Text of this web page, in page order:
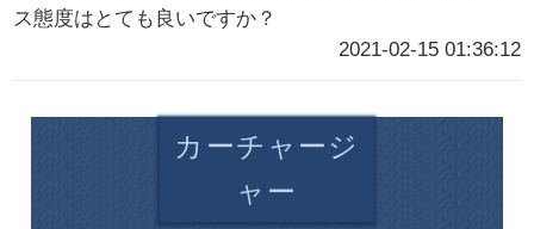
ス態度はとても良いですか？
2021-02-15 01:36:12
カーチャージ
ャー